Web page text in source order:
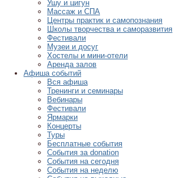
Ушу и цигун
Массаж и СПА
Центры практик и самопознания
Школы творчества и саморазвития
Фестивали
Музеи и досуг
Хостелы и мини-отели
Аренда залов
Афиша событий
Вся афиша
Тренинги и семинары
Вебинары
Фестивали
Ярмарки
Концерты
Туры
Бесплатные события
События за donation
События на сегодня
События на неделю